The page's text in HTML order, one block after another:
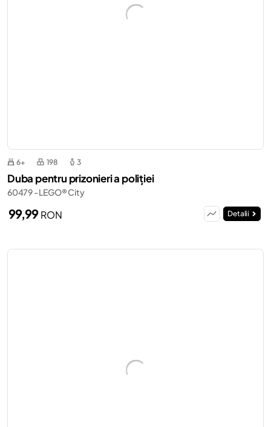
6+ 198 3
Duba pentru prizonieri a poliției
60479 - LEGO® City
99,99RON Detalii